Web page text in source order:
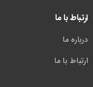
ارتباط با ما
درباره ما
ارتباط با ما